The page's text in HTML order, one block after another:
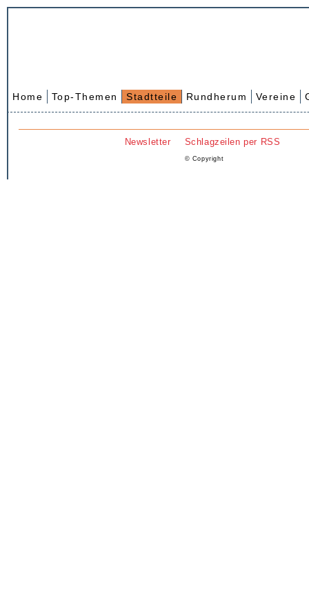
Home Top-Themen Stadtteile Rundherum Vereine
Newsletter Schlagzeilen per RSS
© Copyright